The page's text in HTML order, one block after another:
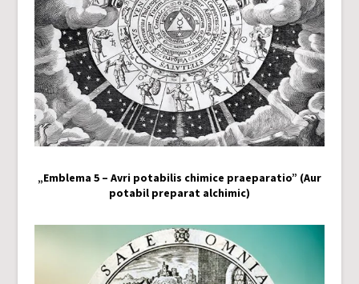
„Emblema 5 – Avri potabilis chimice praeparatio” (Aur
potabil preparat alchimic)